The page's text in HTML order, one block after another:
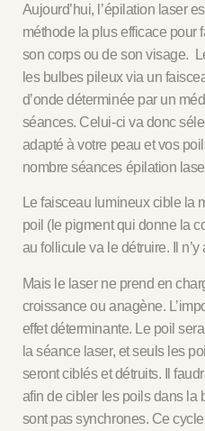
Aujourd’hui, l’épilation laser
méthode la plus efficace pour
son corps ou de son visage.
les bulbes pileux via un
d’onde déterminée par un
séances. Celui-ci va donc
adapté à votre peau et vos
nombre séances épilation
Le faisceau lumineux cible la
poil (le pigment qui donne la
au follicule va le détruire. Il
Mais le laser ne prend en
croissance ou anagène.
effet déterminante. Le poil
la séance laser, et seuls les
seront ciblés et détruits. Il
afin de cibler les poils dans la
sont pas synchrones. Ce